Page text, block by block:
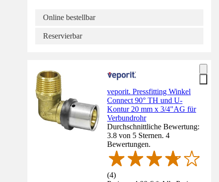
Online bestellbar
Reservierbar
veporit. Pressfitting Winkel
Connect 90° TH und U-
Kontur 20 mm x 3/4"AG für
Verbundrohr
Durchschnittliche Bewertung:
3.8 von 5 Sternen. 4
Bewertungen.
(4)